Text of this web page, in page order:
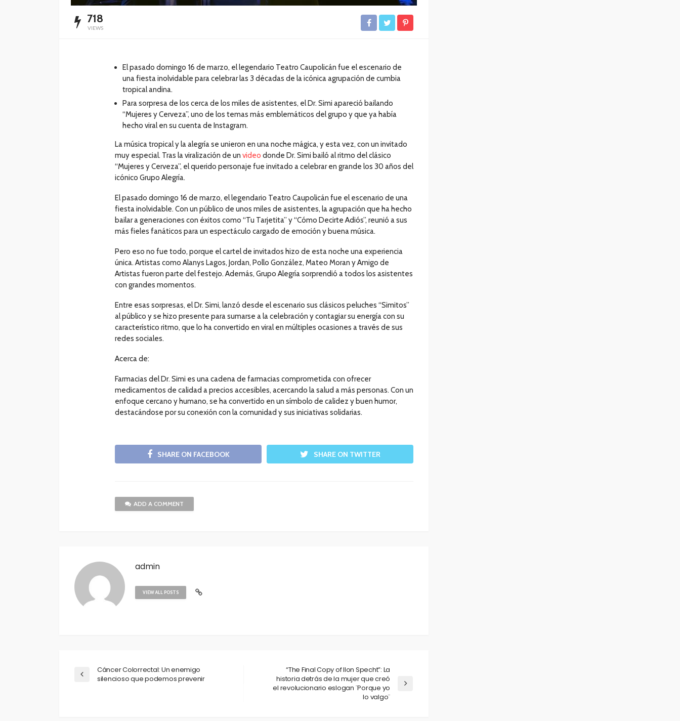
718
VIEWS
El pasado domingo 16 de marzo, el legendario Teatro Caupolicán fue el escenario de
una fiesta inolvidable para celebrar las 3 décadas de la icónica agrupación de cumbia
tropical andina.
Para sorpresa de los cerca de los miles de asistentes, el Dr. Simi apareció bailando
“Mujeres y Cerveza”, uno de los temas más emblemáticos del grupo y que ya había
hecho viral en su cuenta de Instagram.
La música tropical y la alegría se unieron en una noche mágica, y esta vez, con un invitado
muy especial. Tras la viralización de un video donde Dr. Simi bailó al ritmo del clásico
“Mujeres y Cerveza”, el querido personaje fue invitado a celebrar en grande los 30 años del
icónico Grupo Alegría.
El pasado domingo 16 de marzo, el legendario Teatro Caupolicán fue el escenario de una
fiesta inolvidable. Con un público de unos miles de asistentes, la agrupación que ha hecho
bailar a generaciones con éxitos como “Tu Tarjetita” y “Cómo Decirte Adiós”, reunió a sus
más fieles fanáticos para un espectáculo cargado de emoción y buena música.
Pero eso no fue todo, porque el cartel de invitados hizo de esta noche una experiencia
única. Artistas como Alanys Lagos, Jordan, Pollo González, Mateo Moran y Amigo de
Artistas fueron parte del festejo. Además, Grupo Alegría sorprendió a todos los asistentes
con grandes momentos.
Entre esas sorpresas, el Dr. Simi, lanzó desde el escenario sus clásicos peluches “Simitos”
al público y se hizo presente para sumarse a la celebración y contagiar su energía con su
característico ritmo, que lo ha convertido en viral en múltiples ocasiones a través de sus
redes sociales.
Acerca de:
Farmacias del Dr. Simi es una cadena de farmacias comprometida con ofrecer
medicamentos de calidad a precios accesibles, acercando la salud a más personas. Con un
enfoque cercano y humano, se ha convertido en un símbolo de calidez y buen humor,
destacándose por su conexión con la comunidad y sus iniciativas solidarias.
SHARE ON FACEBOOK SHARE ON TWITTER
ADD A COMMENT
admin
VIEW ALL POSTS
Cáncer Colorrectal: Un enemigo
silencioso que podemos prevenir
“The Final Copy of Ilon Specht”: La
historia detrás de la mujer que creó
el revolucionario eslogan ¨Porque yo
lo valgo¨